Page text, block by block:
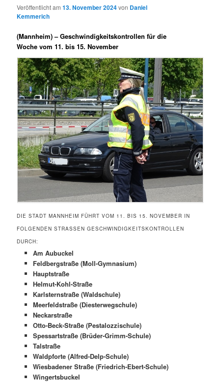
Veröffentlicht am13. November 2024von Daniel
Kemmerich
(Mannheim) –Geschwindigkeitskontrollen für die
Woche vom 11. bis 15. November
DIE STADT MANNHEIM FÜHRT VOM 11. BIS 15. NOVEMBER IN
FOLGENDEN STRASSEN GESCHWINDIGKEITSKONTROLLEN D
URCH:
Am Aubuckel
Feldbergstraße (Moll-Gymnasium)
Hauptstraße
Helmut-Kohl-Straße
Karlsternstraße (Waldschule)
Meerfeldstraße (Diesterwegschule)
Neckarstraße
Otto-Beck-Straße (Pestalozzischule)
Spessartstraße (Brüder-Grimm-Schule)
Talstraße
Waldpforte (Alfred-Delp-Schule)
Wiesbadener Straße (Friedrich-Ebert-Schule)
Wingertsbuckel